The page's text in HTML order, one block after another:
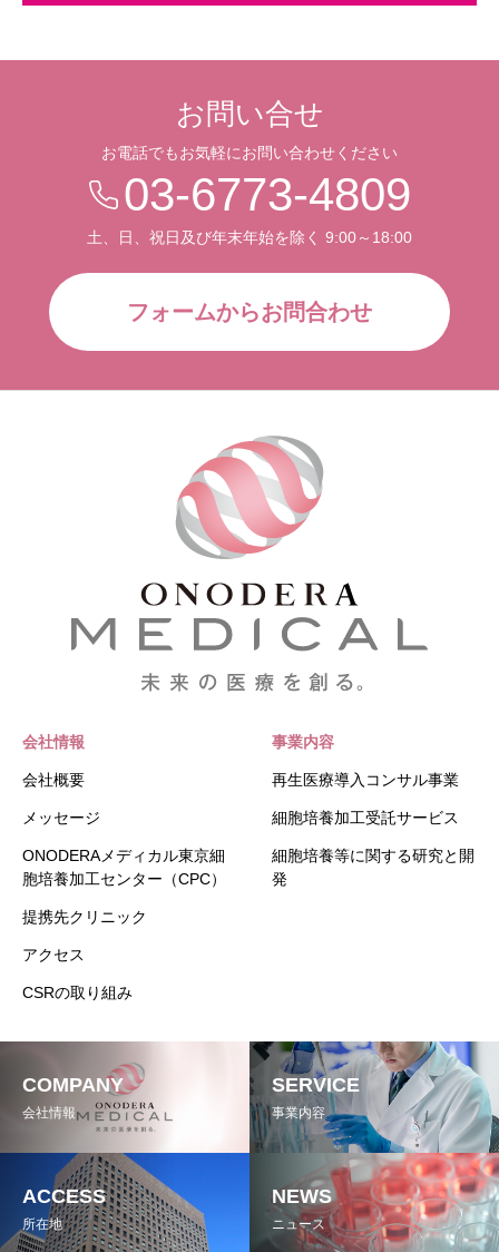
お問い合せ
お電話でもお気軽にお問い合わせください
03-6773-4809
土、日、祝日及び年末年始を除く 9:00～18:00
フォームからお問合わせ
会社情報
会社概要
メッセージ
ONODERAメディカル東京細
胞培養加工センター（CPC）
提携先クリニック
アクセス
CSRの取り組み
事業内容
再生医療導入コンサル事業
細胞培養加工受託サービス
細胞培養等に関する研究と開
発
COMPANY
会社情報
SERVICE
事業内容
ACCESS
所在地
NEWS
ニュース